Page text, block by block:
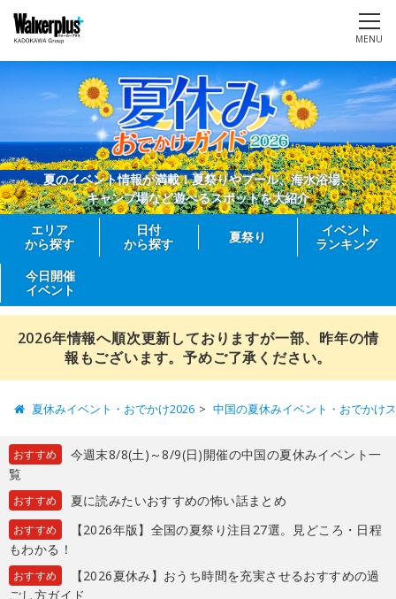
MENU
夏のイベント情報が満載！夏祭りやプール、海水浴場、
キャンプ場など遊べるスポットを大紹介
エリア
から探す
日付
から探す
夏祭り
イベント
ランキング
今日開催
イベント
2026年情報へ順次更新しておりますが一部、昨年の情
報もございます。予めご了承ください。
夏休みイベント・おでかけ2026 中国の夏休みイベント・おでかけ
おすすめ
今週末8/8(土)～8/9(日)開催の中国の夏休みイベント一
覧
おすすめ 夏に読みたいおすすめの怖い話まとめ
おすすめ
【2026年版】全国の夏祭り注目27選。見どころ・日程
もわかる！
おすすめ
【2026夏休み】おうち時間を充実させるおすすめの過
ごし方ガイド